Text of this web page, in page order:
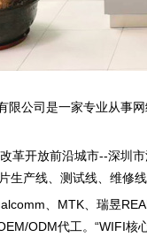
公司是一家专业从事网
开放前沿城市--深圳市
生产线、测试线、维修
、MTK、瑞昱
ODM代工。“WIFI